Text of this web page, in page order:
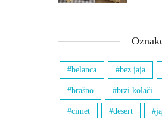
belanca bez jaja
brašno brzi kolači
cimet desert